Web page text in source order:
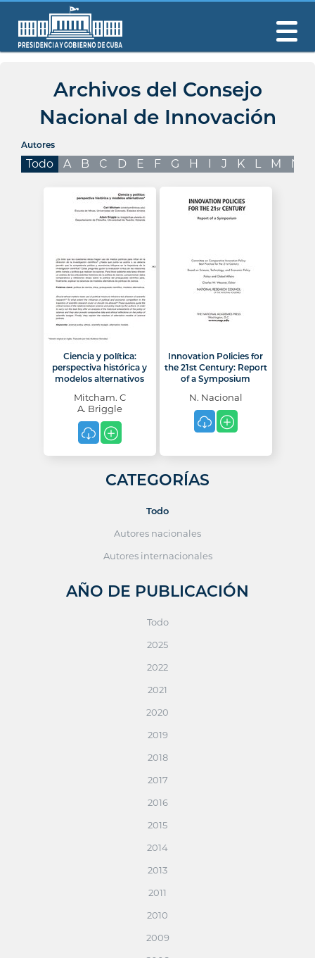
Archivos del Consejo
Nacional de Innovación
Autores
Todo A B C D E F G H I J K L M N
Ciencia y política:
perspectiva histórica y
modelos alternativos
Mitcham. C
A. Briggle
Innovation Policies for
the 21st Century: Report
of a Symposium
N. Nacional
CATEGORÍAS
Todo
Autores nacionales
Autores internacionales
AÑO DE PUBLICACIÓN
Todo
2025
2022
2021
2020
2019
2018
2017
2016
2015
2014
2013
2011
2010
2009